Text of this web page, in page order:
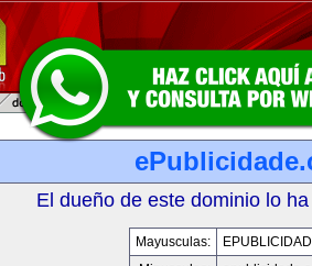
El dueño de este dominio lo
Mayusculas: